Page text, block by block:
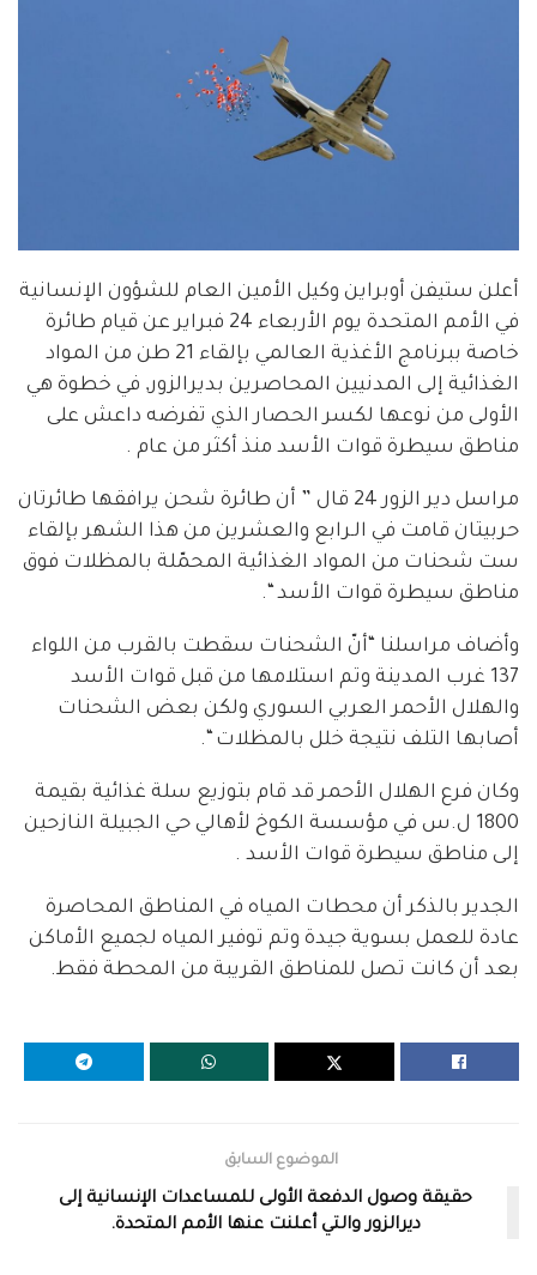
أعلن ستيفن أوبراين وكيل الأمين العام للشؤون الإنسانية
في الأمم المتحدة يوم الأربعاء 24 فبراير عن قيام طائرة
خاصة ببرنامج الأغذية العالمي بإلقاء 21 طن من المواد
الغذائية إلى المدنيين المحاصرين بديرالزور, في خطوة هي
الأولى من نوعها لكسر الحصار الذي تفرضه داعش على
مناطق سيطرة قوات الأسد منذ أكثر من عام .
مراسل دير الزور 24 قال ” أن طائرة شحن يرافقها طائرتان
حربيتان قامت في الـرابع والعشرين من هذا الشهر بإلقاء
ست شحنات من المواد الغذائية المحمّلة بالمظلات فوق
مناطق سيطرة قوات الأسد “.
وأضاف مراسلنا “أنّ الشحنات سقطت بالقرب من اللواء
137 غرب المدينة وتم استلامها من قبل قوات الأسد
والهلال الأحمر العربي السوري ولكن بعض الشحنات
أصابها التلف نتيجة خلل بالمظلات “.
وكان فرع الهلال الأحمر قد قام بتوزيع سلة غذائية بقيمة
1800 ل.س في مؤسسة الكوخ لأهالي حي الجبيلة النازحين
إلى مناطق سيطرة قوات الأسد .
الجدير بالذكر أن محطات المياه في المناطق المحاصرة
عادة للعمل بسوية جيدة وتم توفير المياه لجميع الأماكن
بعد أن كانت تصل للمناطق القريبة من المحطة فقط.
الموضوع السابق
حقيقة وصول الدفعة الأولى للمساعدات الإنسانية إلى
ديرالزور والتي أعلنت عنها الأمم المتحدة.